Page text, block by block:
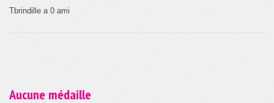
Tbrindille a 0 ami
Aucune médaille